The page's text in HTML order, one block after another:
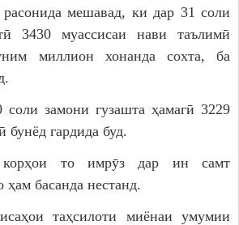
расонида мешавад, ки дар 31 соли
3430 муассисаи нави таълимӣ
миллион хонанда сохта, ба
замони гузашта ҳамагӣ 3229
бунёд гардида буд.
то имрӯз дар ин самт
ҳам басанда нестанд.
таҳсилоти миёнаи умумии